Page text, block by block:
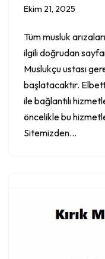
Ekim 21, 2025
Tüm musluk
ilgili doğrudan
Muslukçu ustası
başlatacaktır.
ile bağlantılı
öncelikle bu
Sitemizden…